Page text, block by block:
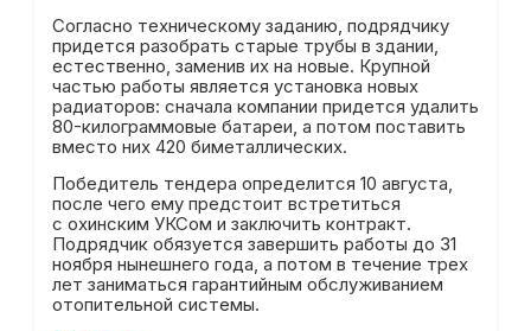
Согласно техническому заданию, подрядчику
придется разобрать старые трубы в здании,
естественно, заменив их на новые. Крупной
частью работы является установка новых
радиаторов: сначала компании придется удалить
80-килограммовые батареи, а потом поставить
вместо них 420 биметаллических.
Победитель тендера определится 10 августа,
после чего ему предстоит встретиться
с охинским УКСом и заключить контракт.
Подрядчик обязуется завершить работы до 31
ноября нынешнего года, а потом в течение трех
лет заниматься гарантийным обслуживанием
отопительной системы.